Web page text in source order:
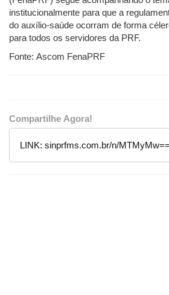
institucionalmente para que a
do auxílio-saúde ocorram de forma
para todos os servidores da PRF.
Fonte: Ascom FenaPRF
Compartilhe Agora!
LINK: sinprfms.com.br/n/MTMyMw==